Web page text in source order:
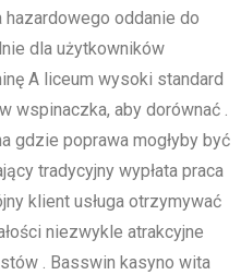
oddanie do
dla użytkowników
A liceum wysoki standard
wspinaczka, aby dorównać .
gdzie poprawa mogłyby być
tradycyjny wypłata praca
klient usługa otrzymywać
niezwykle atrakcyjne
. Basswin kasyno wita